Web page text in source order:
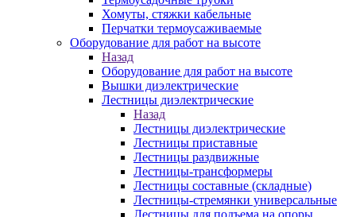
Хомуты, стяжки кабельные
Перчатки термоусаживаемые
Оборудование для работ на высоте
Назад
Оборудование для работ на высоте
Вышки диэлектрические
Лестницы диэлектрические
Назад
Лестницы диэлектрические
Лестницы приставные
Лестницы раздвижные
Лестницы-трансформеры
Лестницы составные (складные)
Лестницы-стремянки универсальные
Лестницы для подъема на опоры